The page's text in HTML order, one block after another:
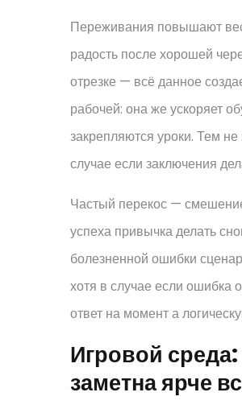
Переживания повышают
радость после хорошей
отрезке — всё данное
рабочей: она же ускоряет
закрепляются уроки. Тем
случае если заключения
Частый перекос —
успеха привычка делать
болезненной ошибки
хотя в случае если ошибка
ответ на момент а
Игровой
заметна ярче